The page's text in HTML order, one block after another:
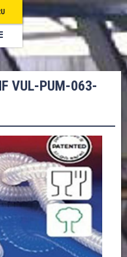
VUL-PUM-063-